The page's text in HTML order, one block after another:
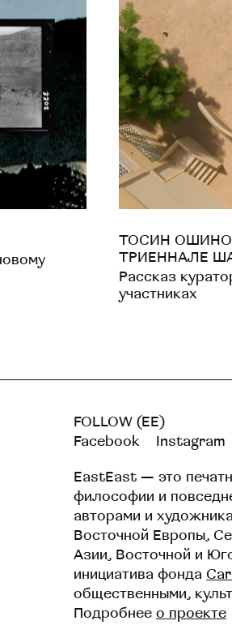
ТОСИН
ТРИЕННАЛЕ
Рассказ
участниках
FOLLOW (EE)
Facebook
Instagram
EastEast — это
философии и
авторами и
Восточной Европы,
Азии, Восточной и
инициатива фонда
общественными,
Подробнее о проекте